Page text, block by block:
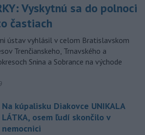
Vyskytnú sa do polnoci
častiach
ústav vyhlásil v celom Bratislavskom
Trenčianskeho, Trnavského a
Snina a Sobrance na východe
Na kúpalisku Diakovce UNIKALA
LÁTKA, osem ľudí skončilo v
nemocnici